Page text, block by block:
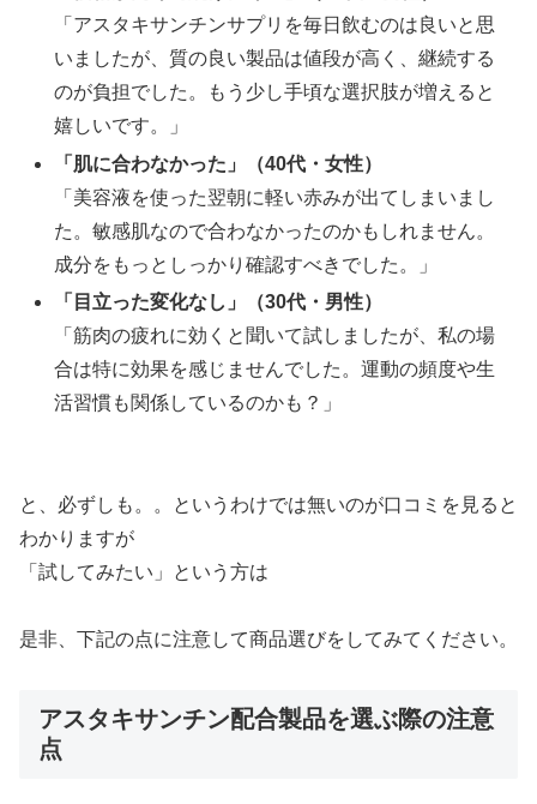
「アスタキサンチンサプリを毎日飲むのは良いと思
いましたが、質の良い製品は値段が高く、継続する
のが負担でした。もう少し手頃な選択肢が増えると
嬉しいです。」
「肌に合わなかった」（40代・女性）
「美容液を使った翌朝に軽い赤みが出てしまいまし
た。敏感肌なので合わなかったのかもしれません。
成分をもっとしっかり確認すべきでした。」
「目立った変化なし」（30代・男性）
「筋肉の疲れに効くと聞いて試しましたが、私の場
合は特に効果を感じませんでした。運動の頻度や生
活習慣も関係しているのかも？」
と、必ずしも。。というわけでは無いのが口コミを見ると
わかりますが
「試してみたい」という方は
是非、下記の点に注意して商品選びをしてみてください。
アスタキサンチン配合製品を選ぶ際の注意
点